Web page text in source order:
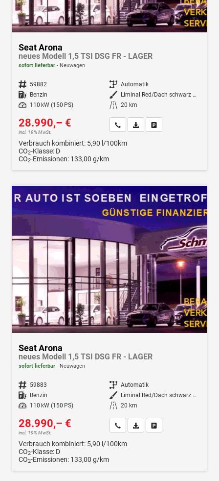
Seat Arona
neues Modell 1,5 TSI DSG FR - LAGER
sofort lieferbar Neuwagen
Fahrzeugnr. 59882 Getriebe Automatik
Kraftstoff Benzin Außenfarbe
Liminal Red/Dach schwarz Metallic (S60E)
Leistung
110 kW (150 PS) Kilometerstand 20 km
28.990,– €
incl. 19% MwSt.
Wir rufen Sie anFahrzeugexposé (PDF)
Verbrauch kombiniert: 5,90 l/100km
CO2-Klasse: D
CO2-Emissionen: 133,00 g/km
Seat Arona
neues Modell 1,5 TSI DSG FR - LAGER
sofort lieferbar Neuwagen
Fahrzeugnr. 59883 Getriebe Automatik
Kraftstoff Benzin Außenfarbe
Liminal Red/Dach schwarz Metallic (S60E)
Leistung
110 kW (150 PS) Kilometerstand 20 km
28.990,– €
incl. 19% MwSt.
Wir rufen Sie anFahrzeugexposé (PDF)
Verbrauch kombiniert: 5,90 l/100km
CO2-Klasse: D
CO2-Emissionen: 133,00 g/km